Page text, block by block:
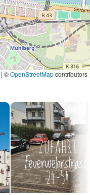
| ©OpenStreetMapcontributors